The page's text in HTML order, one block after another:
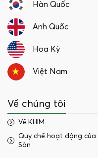
Hàn Quốc
Anh Quốc
Hoa Kỳ
Việt Nam
Về chúng tôi
Về KHIM
Quy chế hoạt động của
Sàn